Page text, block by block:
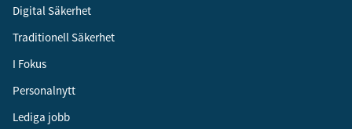
Digital Säkerhet
Traditionell Säkerhet
I Fokus
Personalnytt
Lediga jobb